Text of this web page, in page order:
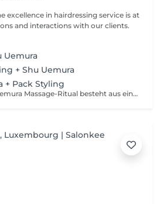
and interactions with our clients.
Uemura
+ Shu Uemura
+ Pack Styling
Das japanische Shu Uemura Massage-Ritual besteht aus einem 30-minütigen Shampoo und einer Behandlung zur Entspannung und intensiven Haarreparatur + Styling-Paket Die Preise dienen zur Orientierung und müssen nach einer individuellen Beratung durch Ihren Friseur/Stylisten/Spezialisten bestätigt werden. Die Geschäftsleitung behält sich das Recht vor, Änderungen zum reibungslosen Ablauf des Salons vorzunehmen